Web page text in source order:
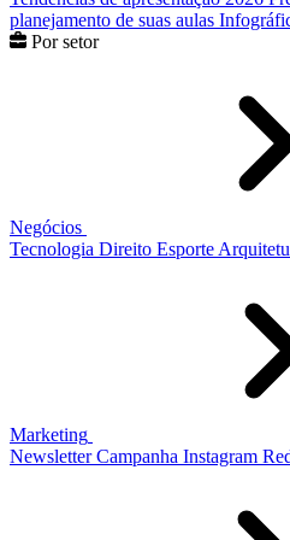
planejamento de suas aulas
Por setor
Negócios
Tecnologia Direito Esporte
Marketing
Newsletter Campanha Instagram